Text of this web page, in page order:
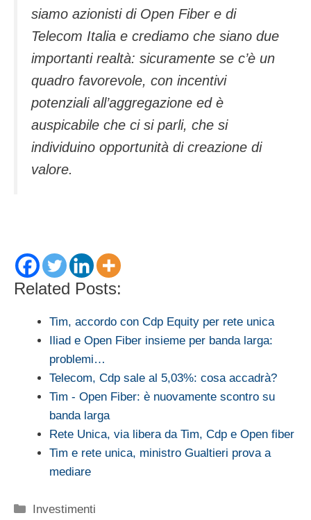
siamo azionisti di Open Fiber e di
Telecom Italia e crediamo che siano due
importanti realtà: sicuramente se c’è un
quadro favorevole, con incentivi
potenziali all’aggregazione ed è
auspicabile che ci si parli, che si
individuino opportunità di creazione di
valore.
Related Posts:
Tim, accordo con Cdp Equity per rete unica
Iliad e Open Fiber insieme per banda larga:
problemi…
Telecom, Cdp sale al 5,03%: cosa accadrà?
Tim - Open Fiber: è nuovamente scontro su
banda larga
Rete Unica, via libera da Tim, Cdp e Open fiber
Tim e rete unica, ministro Gualtieri prova a
mediare
Categorie
Investimenti